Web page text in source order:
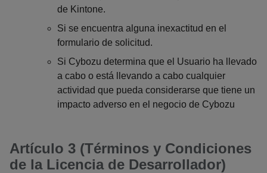
de Kintone.
Si se encuentra alguna inexactitud en el
formulario de solicitud.
Si Cybozu determina que el Usuario ha llevado
a cabo o está llevando a cabo cualquier
actividad que pueda considerarse que tiene un
impacto adverso en el negocio de Cybozu
Artículo 3 (Términos y Condiciones
de la Licencia de Desarrollador)